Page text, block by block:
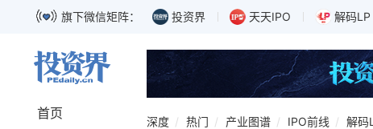
旗下微信矩阵： 投资界 天天IPO 解码LP
首页
深度 热门 产业图谱 IPO前线 解码